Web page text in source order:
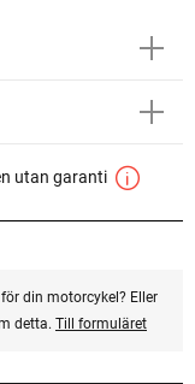
utan garanti
din motorcykel? Eller
detta. Till formuläret